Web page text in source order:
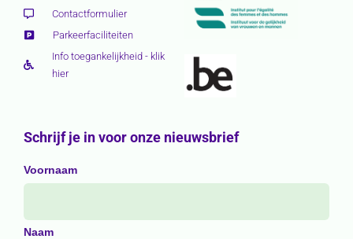
Contactformulier
Parkeerfaciliteiten
Info toegankelijkheid - klik
hier
Schrijf je in voor onze nieuwsbrief
Voornaam
Naam